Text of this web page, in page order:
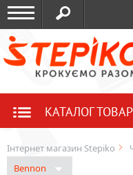
КАТАЛОГ
Інтернет магазин Stepiko
Bennon